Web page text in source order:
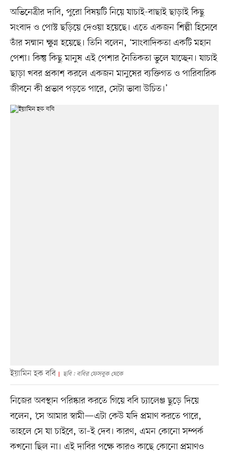
অভিনেত্রীর দাবি, পুরো বিষয়টি নিয়ে যাচাই-বাছাই ছাড়াই কিছু
সংবাদ ও পোস্ট ছড়িয়ে দেওয়া হয়েছে। এতে একজন শিল্পী হিসেবে
তাঁর সম্মান ক্ষুণ্ন হয়েছে। তিনি বলেন, ‘সাংবাদিকতা একটি মহান
পেশা। কিন্তু কিছু মানুষ এই পেশার নৈতিকতা ভুলে যাচ্ছেন। যাচাই
ছাড়া খবর প্রকাশ করলে একজন মানুষের ব্যক্তিগত ও পারিবারিক
জীবনে কী প্রভাব পড়তে পারে, সেটা ভাবা উচিত।’
ইয়ামিন হক ববি ছবি : ববির ফেসবুক থেকে
নিজের অবস্থান পরিষ্কার করতে গিয়ে ববি চ্যালেঞ্জ ছুড়ে দিয়ে
বলেন, ‘সে আমার স্বামী—এটা কেউ যদি প্রমাণ করতে পারে,
তাহলে সে যা চাইবে, তা–ই দেব। কারণ, এমন কোনো সম্পর্ক
কখনো ছিল না। এই দাবির পক্ষে কারও কাছে কোনো প্রমাণও